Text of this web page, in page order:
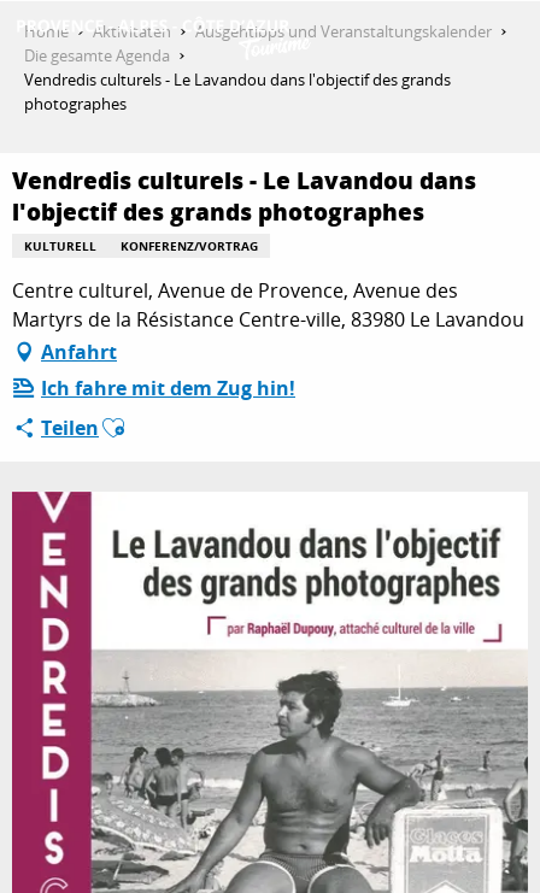
contenu
principal
ENTDECKEN
AKTIVITÄTEN
AUFENTHALT
ESPACE PRO
Home Aktivitäten
Ausgehtipps und Veranstaltungskalender
Die gesamte Agenda
Vendredis culturels - Le Lavandou dans l'objectif des grands
photographes
Vendredis culturels - Le Lavandou dans
l'objectif des grands photographes
KULTURELL KONFERENZ/VORTRAG
Centre culturel, Avenue de Provence, Avenue des
Martyrs de la Résistance Centre-ville, 83980 Le Lavandou
Anfahrt
Ich fahre mit dem Zug hin!
TeilenAjouter aux favoris